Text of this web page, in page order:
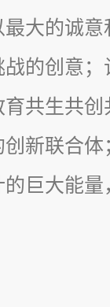
大的诚
的创意
共生共创
新联合
巨大能